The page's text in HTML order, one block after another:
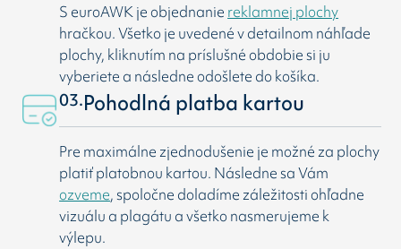
S euroAWK je objednanie reklamnej plochy
hračkou. Všetko je uvedené v detailnom náhľade
plochy, kliknutím na príslušné obdobie si ju
vyberiete a následne odošlete do košíka.
03.Pohodlná platba kartou
Pre maximálne zjednodušenie je možné za plochy
platiť platobnou kartou. Následne sa Vám
ozveme, spoločne doladíme záležitosti ohľadne
vizuálu a plagátu a všetko nasmerujeme k
výlepu.